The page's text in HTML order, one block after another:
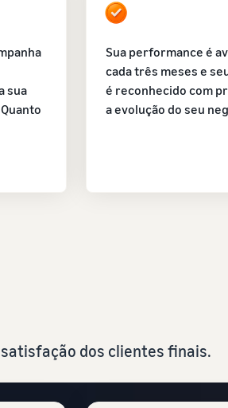
sua
Sua performance é
cada três meses e
é reconhecido com
a evolução do seu
dos clientes finais.